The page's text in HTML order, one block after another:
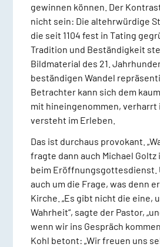
gewinnen können. Der
nicht sein: Die altehrwürdige
die seit 1104 fest in Tating
Tradition und Beständigkeit
Bildmaterial des 21.
beständigen Wandel
Betrachter kann sich dem
mit hineingenommen, verharrt
versteht im Erleben.
Das ist durchaus provokant.
fragte dann auch Michael
beim Eröffnungsgottesdienst.
auch um die Frage, was denn
Kirche. „Es gibt nicht die eine,
Wahrheit“, sagte der Pastor,
wenn wir ins Gespräch
Kohl betont: „Wir freuen uns